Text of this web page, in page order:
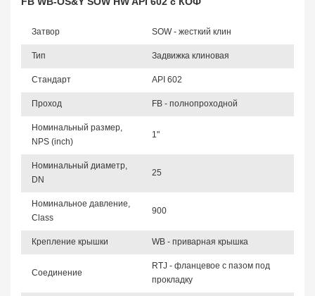
Затвор SOW - жесткий клин
Тип Задвижка клиновая
Стандарт API 602
Проход FB - полнопроходной
Номинальный размер,
NPS (inch)
1"
Номинальный диаметр,
DN
25
Номинальное давление,
Class
900
Крепление крышки WB - приварная крышка
Соединение
RTJ - фланцевое с пазом под
прокладку